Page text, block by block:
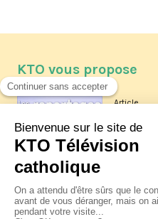
KTO vous propose
Article
Les
La
XIV à
jeudi 6